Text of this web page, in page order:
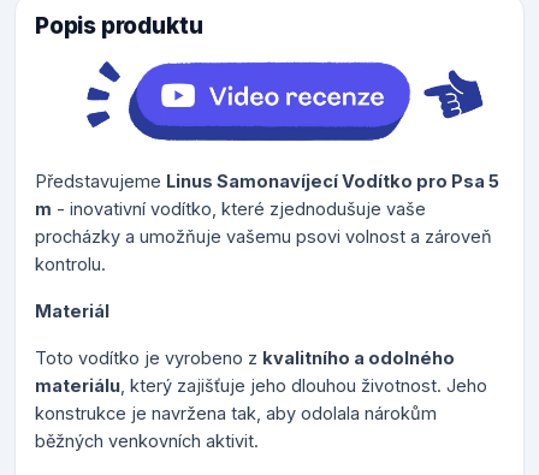
Popis produktu
Představujeme Linus Samonavíjecí Vodítko pro Psa 5
m - inovativní vodítko, které zjednodušuje vaše
procházky a umožňuje vašemu psovi volnost a zároveň
kontrolu.
Materiál
Toto vodítko je vyrobeno z kvalitního a odolného
materiálu , který zajišťuje jeho dlouhou životnost. Jeho
konstrukce je navržena tak, aby odolala nárokům
běžných venkovních aktivit.